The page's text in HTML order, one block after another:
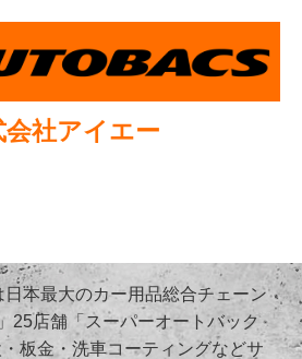
会社アイエー
本最大のカー用品総合チェーン
25店舗「スーパーオートバック
板金・洗車コーティングなどサ